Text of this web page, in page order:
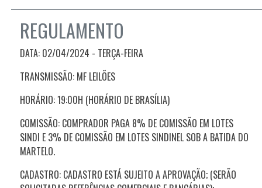
REGULAMENTO
DATA: 02/04/2024 - TERÇA-FEIRA
TRANSMISSÃO: MF LEILÕES
HORÁRIO: 19:00H (HORÁRIO DE BRASÍLIA)
COMISSÃO: COMPRADOR PAGA 8% DE COMISSÃO EM LOTES
SINDI E 3% DE COMISSÃO EM LOTES SINDINEL SOB A BATIDA DO
MARTELO.
CADASTRO: CADASTRO ESTÁ SUJEITO A APROVAÇÃO; (SERÃO